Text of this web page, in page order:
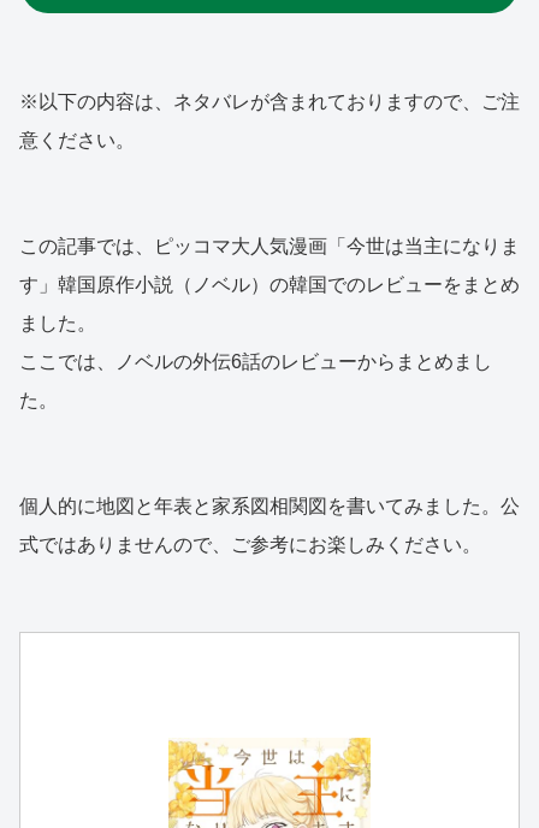
※以下の内容は、ネタバレが含まれておりますので、ご注
意ください。
この記事では、ピッコマ大人気漫画「今世は当主になりま
す」韓国原作小説（ノベル）の韓国でのレビューをまとめ
ました。
ここでは、ノベルの外伝6話のレビューからまとめまし
た。
個人的に地図と年表と家系図相関図を書いてみました。公
式ではありませんので、ご参考にお楽しみください。